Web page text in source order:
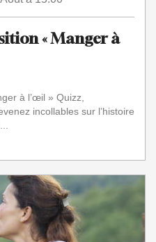
« Manger à
à l’œil » Quizz,
incollables sur l’histoire